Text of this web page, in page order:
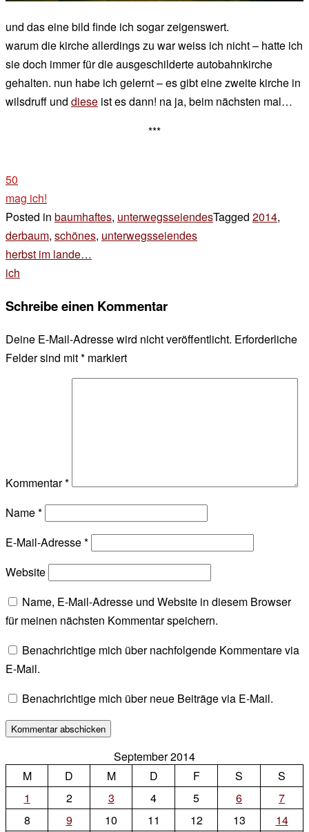
und das eine bild finde ich sogar zeigenswert.
warum die kirche allerdings zu war weiss ich nicht – hatte ich
sie doch immer für die ausgeschilderte autobahnkirche
gehalten. nun habe ich gelernt – es gibt eine zweite kirche in
wilsdruff und diese ist es dann! na ja, beim nächsten mal…
***
50
mag ich!
Posted in baumhaftes, unterwegsseiendesTagged 2014,
derbaum, schönes, unterwegsseiendes
Beitragsnavigation
herbst im lande…
ich
Schreibe einen Kommentar
Deine E-Mail-Adresse wird nicht veröffentlicht. Erforderliche
Felder sind mit* markiert
Kommentar*
Name*
E-Mail-Adresse*
Website
Name, E-Mail-Adresse und Website in diesem Browser
für meinen nächsten Kommentar speichern.
Benachrichtige mich über nachfolgende Kommentare via
E-Mail.
Benachrichtige mich über neue Beiträge via E-Mail.
September 2014
M
D M D F S
S
1
2 3 4 5 6
7
8
9 10 11 12 13
14